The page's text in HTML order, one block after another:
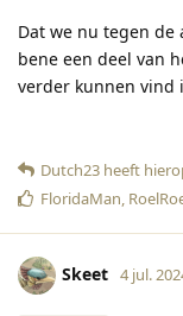
Dat we nu tegen de
bene een deel van
verder kunnen vind
Dutch23 heeft
FloridaMan,
Skeet 4 jul.